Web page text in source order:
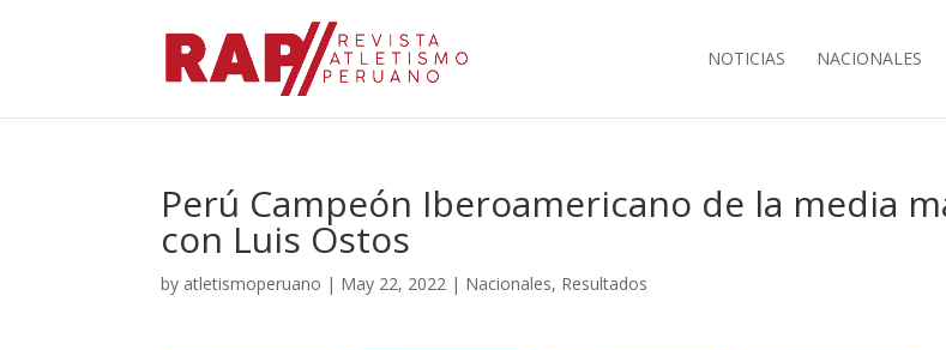
NOTICIAS NACIONALES
Perú Campeón Iberoamericano de la media
con Luis Ostos
by atletismoperuano | May 22, 2022 | Nacionales, Resultados